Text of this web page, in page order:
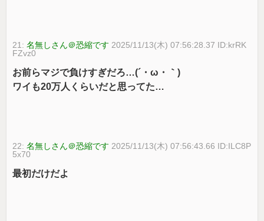
21:名無しさん＠恐縮です 2025/11/13(木) 07:56:28.37 ID:krRK
FZvz0
お前らマジで負けすぎだろ…(´・ω・｀)
ワイも20万人くらいだと思ってた…
22:名無しさん＠恐縮です 2025/11/13(木) 07:56:43.66 ID:ILC8P
5x70
最初だけだよ